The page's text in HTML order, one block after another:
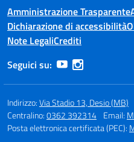
Amministrazione Trasparente
Dichiarazione di accessibilità
Note LegaliCrediti
Seguici su:
Indirizzo:Via Stadio 13, Desio (MB)
Centralino:0362 392314 Email:
Posta elettronica certificata (PEC):